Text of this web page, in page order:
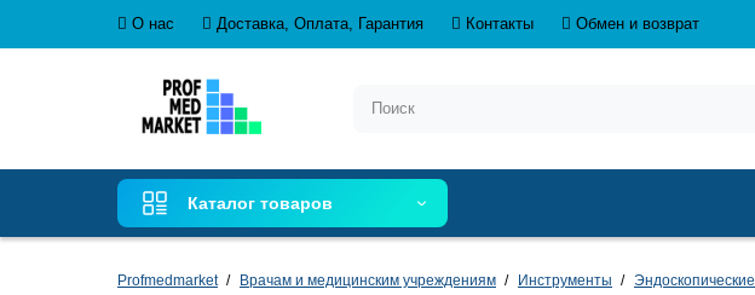
О нас Доставка, Оплата, Гарантия Контакты Обмен и возврат
Каталог товаров
Profmedmarket Врачам и медицинским учреждениям Инструменты Эндоскопические